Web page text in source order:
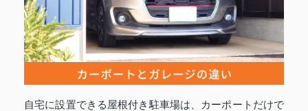
自宅に設置できる屋根付き駐車場は、カーポートだけで